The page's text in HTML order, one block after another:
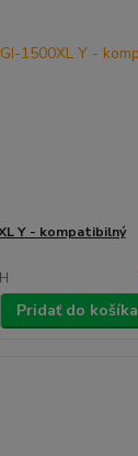
Y - kompatibilný
Pridať do košíka